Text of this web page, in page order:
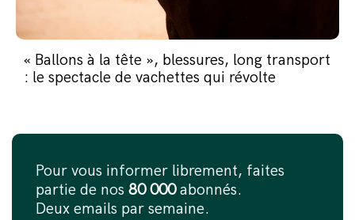
« Ballons à la tête », blessures, long transport
: le spectacle de vachettes qui révolte
Pour vous informer librement, faites
partie de nos 80 000abonnés.
Deux emails par semaine.